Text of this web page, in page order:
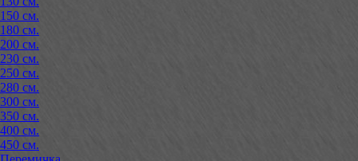
150 см.
180 см.
200 см.
230 см.
250 см.
280 см.
300 см.
350 см.
400 см.
450 см.